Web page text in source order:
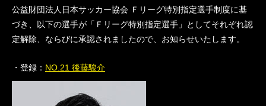
公益財団法人日本サッカー協会 Ｆリーグ特別指定選手制度に基
づき、以下の選手が「Ｆリーグ特別指定選手」としてそれぞれ認
定解除、ならびに承認されましたので、お知らせいたします。
・登録： NO.21 後藤駿介